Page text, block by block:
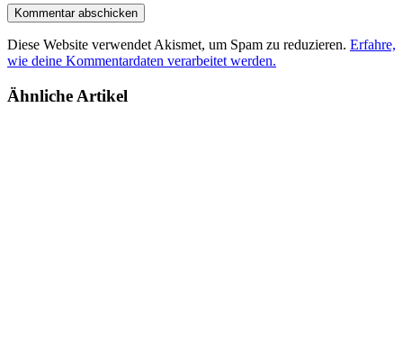
Diese Website verwendet Akismet, um Spam zu reduzieren. Erfahre,
wie deine Kommentardaten verarbeitet werden.
Ähnliche Artikel